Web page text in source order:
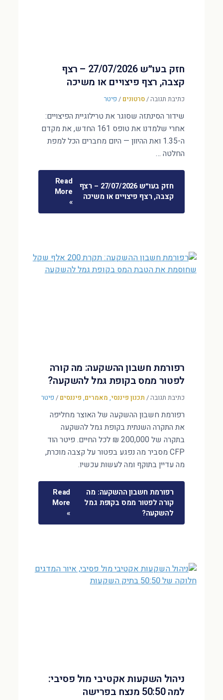
חזק בעו״ש 27/07/2026 – רצף
קצבה, רצף פיצויים או משיכה
כתיבת תגובה/סרטונים / פיטר
שידור הסינתזה שסוגר את טרילוגיית הפיצויים:
אחרי שלמדנו את טופס 161 החדש, את מקדם
ה-1.35 ואת ההיוון — היום מחברים הכל למפת
החלטה …
חזק בעו״ש 27/07/2026 – רצף
קצבה, רצף פיצויים או משיכה
Read
More
»
רפורמת חשבון ההשקעה: מה קורה
לפטור ממס בקופת גמל להשקעה?
כתיבת תגובה/ תכנון פיננסי, מאמרים, פיננסים / פיטר
רפורמת חשבון ההשקעה של האוצר מחליפה
את התקרה השנתית בקופת גמל להשקעה
בתקרה של 200,000 ₪ לכל החיים. פיטר הוד
CFP מסביר מה נפגע בפטור על קצבה מוכרת,
מה עדיין בתוקף ומה לעשות עכשיו.
רפורמת חשבון ההשקעה: מה
קורה לפטור ממס בקופת גמל
להשקעה?
Read
More
»
ניהול השקעות אקטיבי מול פסיבי:
למה 50:50 מנצח בפרישה